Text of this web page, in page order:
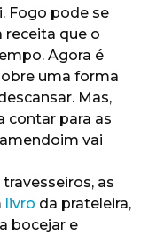
Fogo pode se
receita que o
Agora é
uma forma
Mas,
contar para as
vai
as
livro da prateleira,
bocejar e